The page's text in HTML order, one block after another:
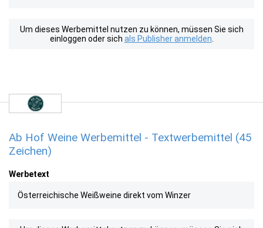
Um dieses Werbemittel nutzen zu können, müssen Sie sich
einloggen oder sich als Publisher anmelden
Ab Hof Weine Werbemittel - Textwerbemittel (45
Zeichen)
Werbetext
Österreichische Weißweine direkt vom Winzer